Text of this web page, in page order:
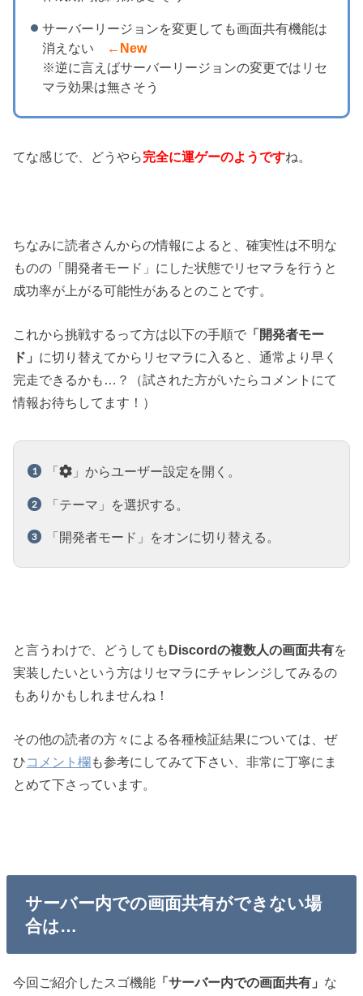
サーバーリージョンを変更しても画面共有機能は
消えない
←New
※逆に言えばサーバーリージョンの変更ではリセ
マラ効果は無さそう
てな感じで、どうやら完全に運ゲーのようですね。
ちなみに読者さんからの情報によると、確実性は不明な
ものの「開発者モード」にした状態でリセマラを行うと
成功率が上がる可能性があるとのことです。
これから挑戦するって方は以下の手順で 「開発者モー
ド」 に切り替えてからリセマラに入ると、通常より早く
完走できるかも…？（試された方がいたらコメントにて
情報お待ちしてます！）
「 」からユーザー設定を開く。
「テーマ」を選択する。
「開発者モード」をオンに切り替える。
と言うわけで、どうしてもDiscordの複数人の画面共有を
実装したいという方はリセマラにチャレンジしてみるの
もありかもしれませんね！
その他の読者の方々による各種検証結果については、ぜ
ひコメント欄 も参考にしてみて下さい、非常に丁寧にま
とめて下さっています。
サーバー内での画面共有ができない場
合は…
今回ご紹介したスゴ機能 「サーバー内での画面共有」 な